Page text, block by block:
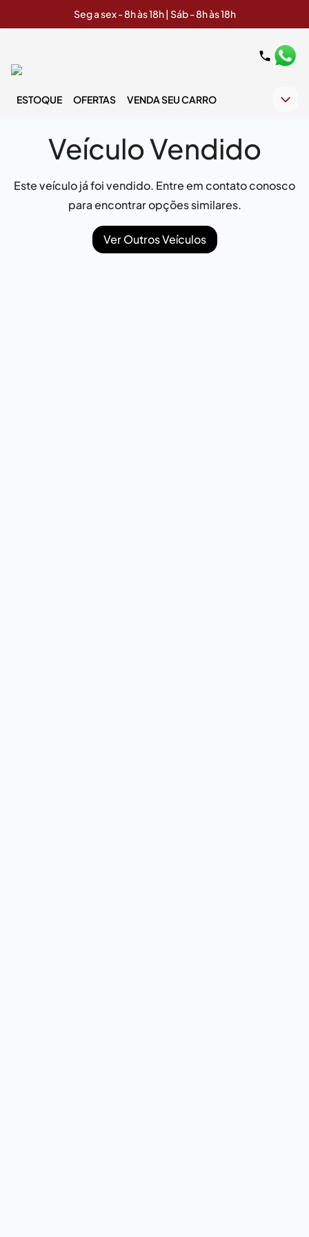
Seg a sex - 8h às 18h | Sáb - 8h às 18h
ESTOQUE OFERTAS VENDA SEU CARRO
Veículo Vendido
Este veículo já foi vendido. Entre em contato conosco
para encontrar opções similares.
Ver Outros Veículos